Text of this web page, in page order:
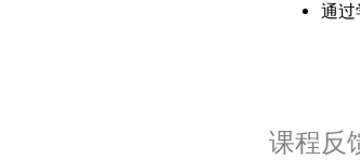
通过
课程反